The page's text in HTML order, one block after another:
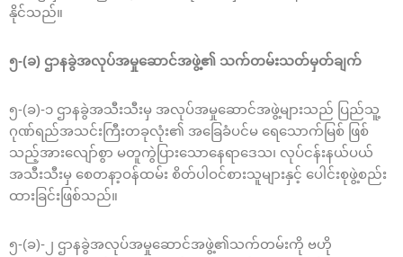
နိုင်သည်။
၅-(ခ) ဌာနခွဲအလုပ်အမှုဆောင်အဖွဲ့၏ သက်တမ်းသတ်မှတ်ချက်
၅-(ခ)-၁ ဌာနခွဲအသီးသီးမှ အလုပ်အမှုဆောင်အဖွဲ့များသည် ပြည်သူ့
ဂုဏ်ရည်အသင်းကြီးတခုလုံး၏ အခြေခံပင်မ ရေသောက်မြစ် ဖြစ်
သည့်အားလျော်စွာ မတူကွဲပြားသောနေရာဒေသ၊ လုပ်ငန်းနယ်ပယ်
အသီးသီးမှ စေတနာ့ဝန်ထမ်း စိတ်ပါဝင်စားသူများနှင့် ပေါင်းစုဖွဲ့စည်း
ထားခြင်းဖြစ်သည်။
၅-(ခ)-၂ ဌာနခွဲအလုပ်အမှုဆောင်အဖွဲ့၏သက်တမ်းကို ဗဟို